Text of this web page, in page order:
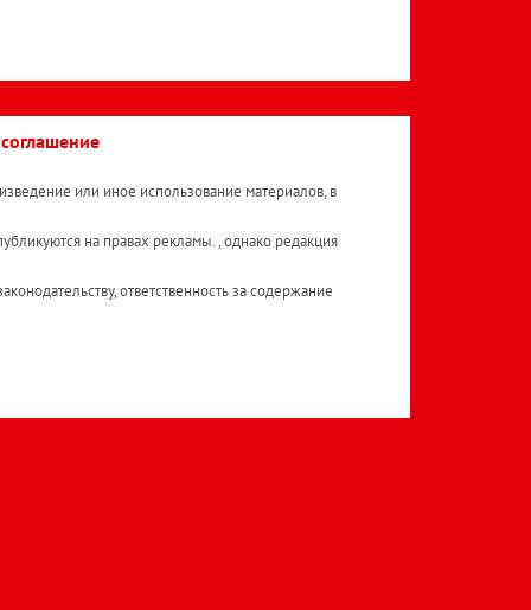
или иное использование материалов, в
на правах рекламы. , однако редакция
ответственность за содержание